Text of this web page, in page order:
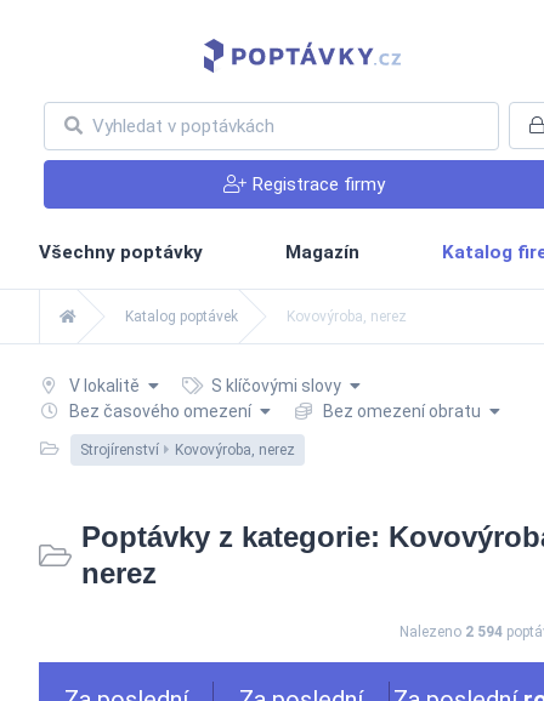
Registrace firmy
Všechny poptávky Magazín Katalog
Katalog poptávek Kovovýroba, nerez
V lokalitě
S klíčovými slovy
Bez časového omezení
Bez omezení obratu
Strojírenství Kovovýroba, nerez
Poptávky z kategorie:
nerez
Nalezeno 2 594